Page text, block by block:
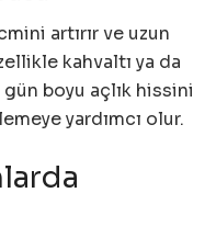
artırır ve uzun
kahvaltı ya da
boyu açlık hissini
yardımcı olur.